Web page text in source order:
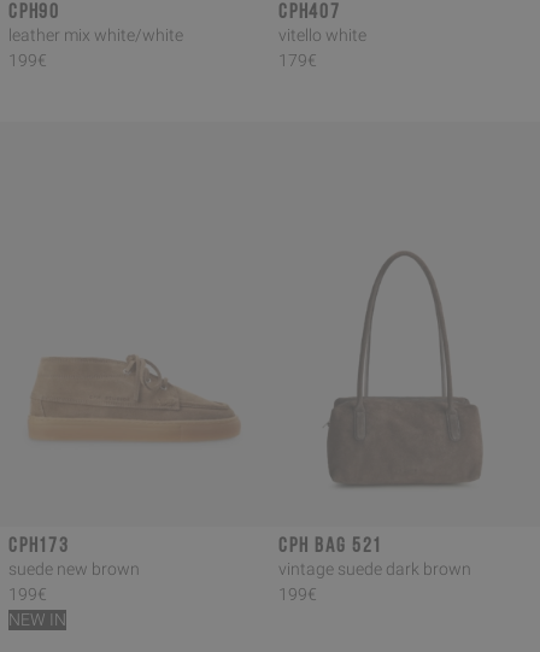
CPH90
leather mix white/white
199€
CPH407
vitello white
179€
CPH173
suede new brown
199€
NEW IN
CPH BAG 521
vintage suede dark brown
199€